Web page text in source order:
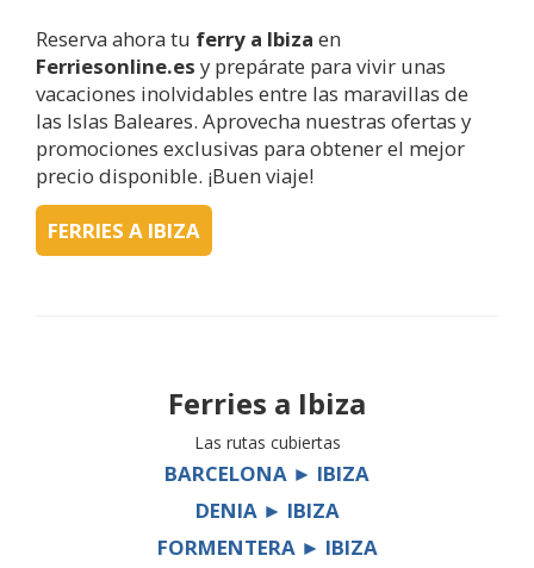
Reserva ahora tu ferry a Ibiza en
Ferriesonline.es y prepárate para vivir unas
vacaciones inolvidables entre las maravillas de
las Islas Baleares. Aprovecha nuestras ofertas y
promociones exclusivas para obtener el mejor
precio disponible. ¡Buen viaje!
FERRIES A IBIZA
Ferries a Ibiza
Las rutas cubiertas
BARCELONA ► IBIZA
DENIA ► IBIZA
FORMENTERA ► IBIZA